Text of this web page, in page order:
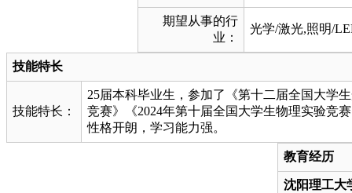
期望从事的行
业：
光学/激光,照明/
技能特长
技能特长：
25届本科毕业生，参加了《第十二届全国大学
竞赛》《2024年第十届全国大学生物理实验竞
性格开朗，学习能力强。
教育经历
沈阳理工大